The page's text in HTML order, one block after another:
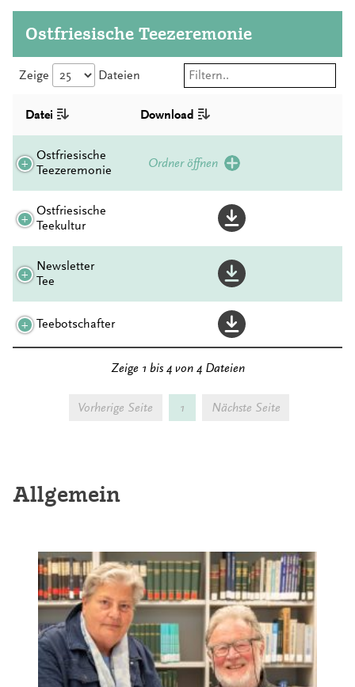
Ostfriesische Teezeremonie
Zeige Dateien
Datei Download
Ostfriesische
Teezeremonie
Ordner öffnen
Ostfriesische
Teekultur
Newsletter
Tee
Teebotschafter
Zeige 1 bis 4 von 4 Dateien
Vorherige Seite 1 Nächste Seite
Allgemein